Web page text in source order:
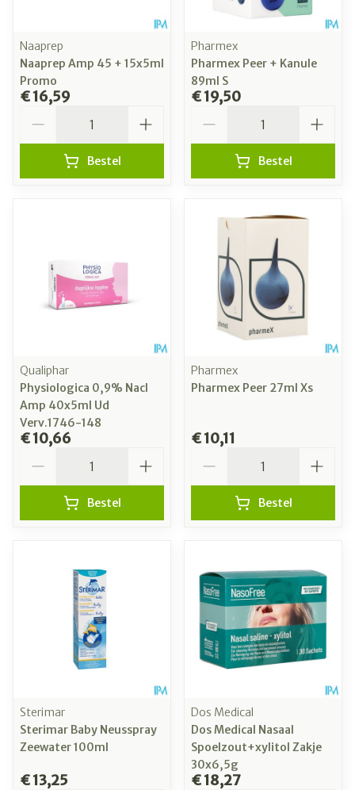
Naaprep
Naaprep Amp 45 + 15x5ml
Promo
€ 16,59
Bestel
Pharmex
Pharmex Peer + Kanule
89ml S
€ 19,50
Bestel
Qualiphar
Physiologica 0,9% Nacl
Amp 40x5ml Ud
Verv.1746-148
€ 10,66
Bestel
Pharmex
Pharmex Peer 27ml Xs
€ 10,11
Bestel
Sterimar
Sterimar Baby Neusspray
Zeewater 100ml
€ 13,25
Dos Medical
Dos Medical Nasaal
Spoelzout+xylitol Zakje
30x6,5g
€ 18,27